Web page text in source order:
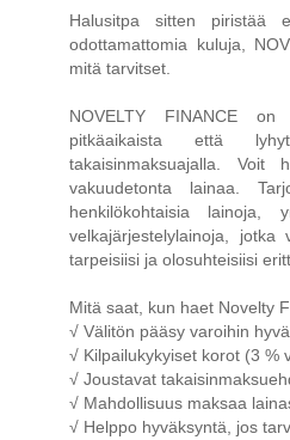
Halusitpa sitten piristää
odottamattomia kuluja,
mitä tarvitset.
NOVELTY FINANCE
pitkäaikaista että
takaisinmaksuajalla. Voit
vakuudetonta lainaa.
henkilökohtaisia ​​lainoja,
velkajärjestelylainoja, jotka
tarpeisiisi ja olosuhteisiisi
Mitä saat, kun haet Novelty
√ Välitön pääsy varoihin
√ Kilpailukykyiset korot (3 %
√ Joustavat
√ Mahdollisuus maksaa
√ Helppo hyväksyntä, jos